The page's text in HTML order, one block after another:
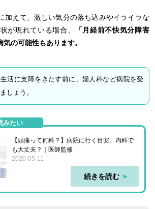
加えて、激しい気分の落ち込みやイライラな
が現れている場合、
「月経前不快気分障害
気の可能性もあります。
生活に支障をきたす前に、婦人科など病院を受
しょう。
みたい
【頭痛って何科？】病院に行く目安。内科で
も大丈夫？｜医師監修
2020-05-11
続きを読む